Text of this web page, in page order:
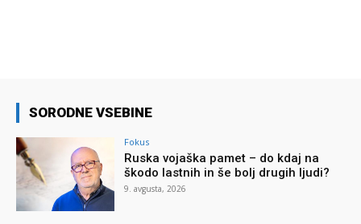
SORODNE VSEBINE
Fokus
Ruska vojaška pamet – do kdaj na
škodo lastnih in še bolj drugih ljudi?
9. avgusta, 2026